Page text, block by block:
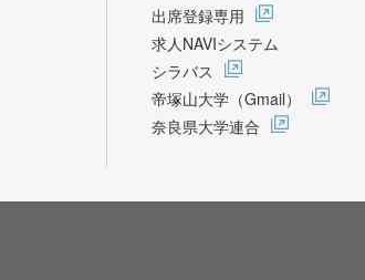
出席登録専用
求人NAVIシステム
シラバス
帝塚山大学（Gmail）
奈良県大学連合